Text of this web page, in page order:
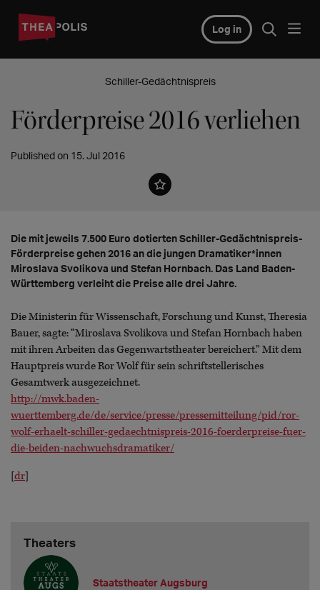
Log in
Schiller-Gedächtnispreis
Förderpreise 2016 verliehen
Published on 15. Jul 2016
Die mit jeweils 7.500 Euro dotierten Schiller-Gedächtnispreis-
Förderpreise gehen 2016 an die jungen Dramatiker*innen
Miroslava Svolikova und Stefan Hornbach. Das Land Baden-
Württemberg verleiht die Preise alle drei Jahre.
Die Ministerin für Wissenschaft, Forschung und Kunst, Theresia
Bauer, sagte: “Miroslava Svolikova und Stefan Hornbach haben
mit ihren Arbeiten das Gegenwartstheater bereichert.” Mit dem
Hauptpreis wurde Ror Wolf für sein schriftstellerisches
Gesamtwerk ausgezeichnet.
http://mwk.baden-
wuerttemberg.de/de/service/presse/pressemitteilung/pid/ror-
wolf-erhaelt-schiller-gedaechtnispreis-2016-foerderpreise-fuer-
die-beiden-nachwuchsdramatiker/
[dr]
Theaters
Staatstheater Augsburg